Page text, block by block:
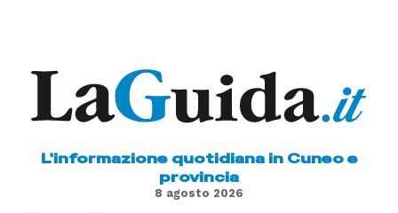
L'informazione quotidiana in Cuneo e
provincia
8 agosto 2026